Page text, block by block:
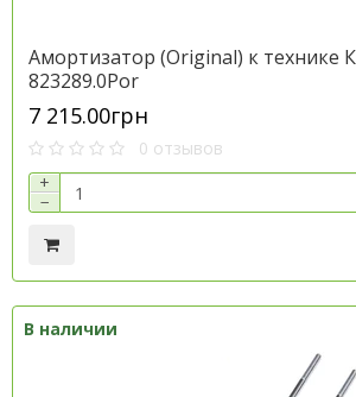
Амортизатор (Original) к технике
823289.0Por
7 215.00грн
0 отзывов
+
−
В наличии